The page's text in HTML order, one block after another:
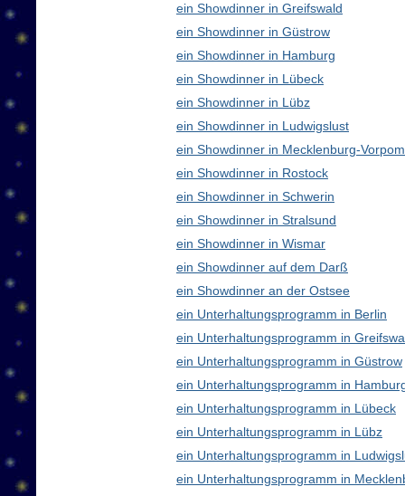
ein Showdinner in Greifswald
ein Showdinner in Güstrow
ein Showdinner in Hamburg
ein Showdinner in Lübeck
ein Showdinner in Lübz
ein Showdinner in Ludwigslust
ein Showdinner in Mecklenburg-
ein Showdinner in Rostock
ein Showdinner in Schwerin
ein Showdinner in Stralsund
ein Showdinner in Wismar
ein Showdinner auf dem Darß
ein Showdinner an der Ostsee
ein Unterhaltungsprogramm in Berlin
ein Unterhaltungsprogramm in
ein Unterhaltungsprogramm in Güstrow
ein Unterhaltungsprogramm in
ein Unterhaltungsprogramm in Lübeck
ein Unterhaltungsprogramm in Lübz
ein Unterhaltungsprogramm in
ein Unterhaltungsprogramm in